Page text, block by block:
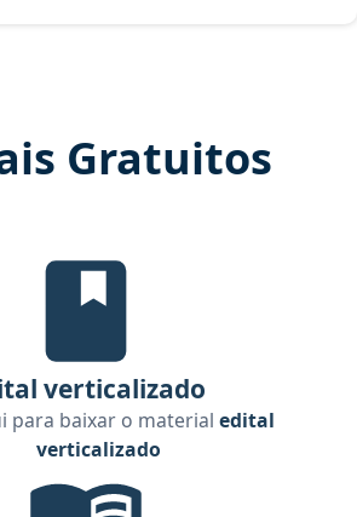
Gratuitos
edital verticalizado, material
verticalizado
para baixar o materialedital
verticalizado